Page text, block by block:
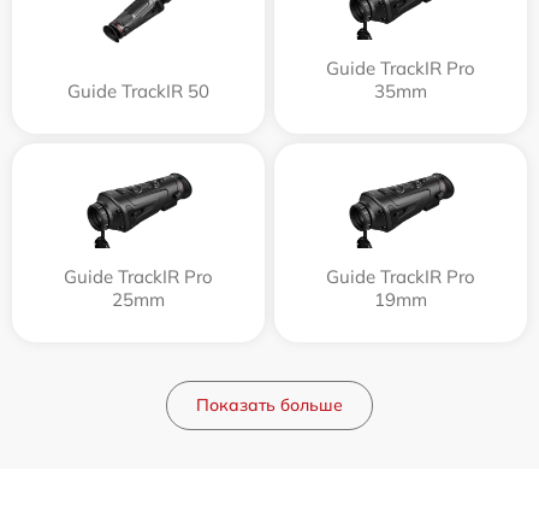
Guide TrackIR 50
Guide TrackIR Pro
35mm
Guide TrackIR Pro
25mm
Guide TrackIR Pro
19mm
Показать больше